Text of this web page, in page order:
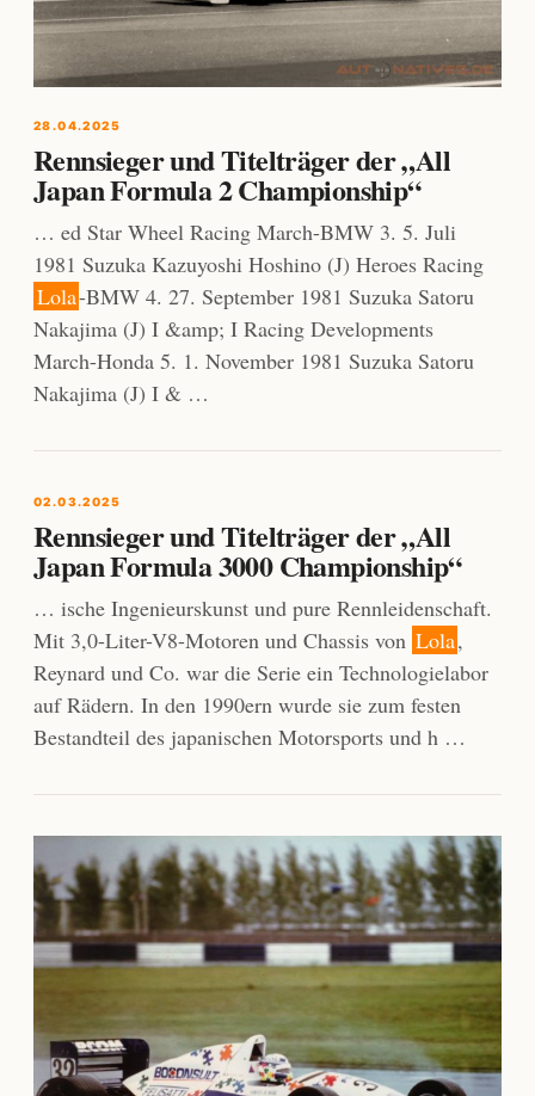
28.04.2025
Rennsieger und Titelträger der „All
Japan Formula 2 Championship“
… ed Star Wheel Racing March-BMW 3. 5. Juli
1981 Suzuka Kazuyoshi Hoshino (J) Heroes Racing
Lola-BMW 4. 27. September 1981 Suzuka Satoru
Nakajima (J) I &amp; I Racing Developments
March-Honda 5. 1. November 1981 Suzuka Satoru
Nakajima (J) I & …
02.03.2025
Rennsieger und Titelträger der „All
Japan Formula 3000 Championship“
… ische Ingenieurskunst und pure Rennleidenschaft.
Mit 3,0-Liter-V8-Motoren und Chassis von Lola,
Reynard und Co. war die Serie ein Technologielabor
auf Rädern. In den 1990ern wurde sie zum festen
Bestandteil des japanischen Motorsports und h …